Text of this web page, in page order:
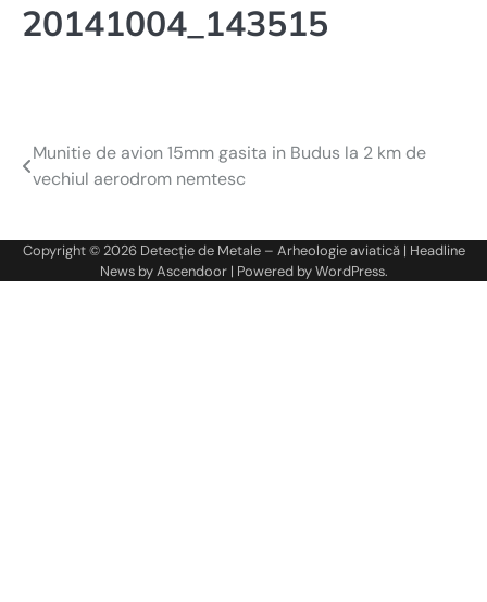
20141004_143515
Navigare
articole
Munitie de avion 15mm gasita in Budus la 2 km de
vechiul aerodrom nemtesc
Copyright © 2026 Detecție de Metale – Arheologie aviatică| Headline
News byAscendoor| Powered byWordPress.